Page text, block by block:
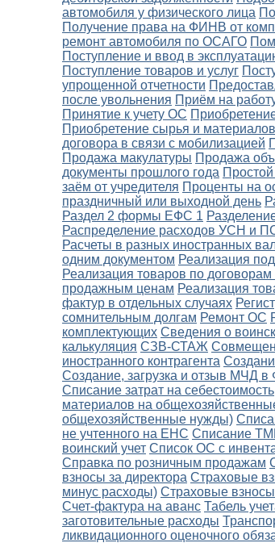
автомобиля у физического лица
Получение права на ФИНВ от
ремонт автомобиля по ОСАГО
Поступление и ввод в
Поступление товаров и услуг
упрощенной отчетности
после увольнения Приём на
Принятие к учету ОС
Приобретение сырья и материалов
договора в связи с мобилизацией
Продажа макулатуры Продажа
документы прошлого года
заём от учредителя Проценты на
праздничный или выходной день
Раздел 2 формы ЕФС 1
Распределение расходов УСН и
Расчеты в разных иностранных
одним документом Реализация
Реализация товаров по
продажным ценам Реализация
фактур в отдельных случаях
сомнительным долгам Ремонт ОС
комплектующих Сведения о
калькуляция СЗВ-СТАЖ
иностранного контрагента
Создание, загрузка и отзыв МЧД
Списание затрат на себестоимость
материалов на
общехозяйственные нужды)
не учтенного на ЕНС Списание
воинский учет Список ОС с
Справка по розничным продажам
взносы за директора Страховые
минус расходы) Страховые
Счет-фактура на аванс Табель
заготовительные расходы
ликвидационного оценочного